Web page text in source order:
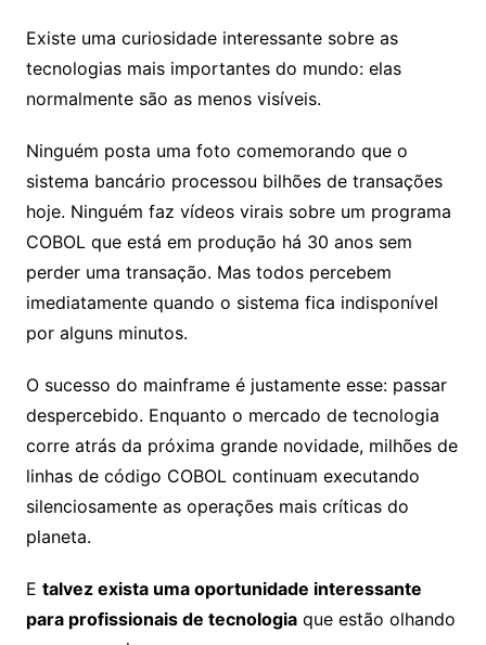
Existe uma curiosidade interessante sobre as
tecnologias mais importantes do mundo: elas
normalmente são as menos visíveis.
Ninguém posta uma foto comemorando que o
sistema bancário processou bilhões de transações
hoje. Ninguém faz vídeos virais sobre um programa
COBOL que está em produção há 30 anos sem
perder uma transação. Mas todos percebem
imediatamente quando o sistema fica indisponível
por alguns minutos.
O sucesso do mainframe é justamente esse: passar
despercebido. Enquanto o mercado de tecnologia
corre atrás da próxima grande novidade, milhões de
linhas de código COBOL continuam executando
silenciosamente as operações mais críticas do
planeta.
E talvez exista uma oportunidade interessante
para profissionais de tecnologiaque estão olhando